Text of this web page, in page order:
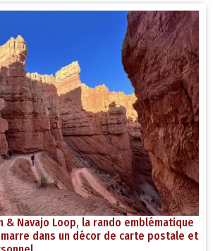
& Navajo Loop, la rando emblématique
dans un décor de carte postale et